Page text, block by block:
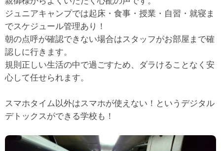
ジュニアキャンプでは起床・食事・授業・自習・就寝ま
でスケジュール管理あり！
朝の点呼が確認できない場合はスタッフがお部屋まで確
認しに行きます。
規則正しい生活の中で過ごすため、ダラけることなく安
心して任せられます。
スマホタイム以外はスマホが使えない！というデジタル
デトックスができる学校も！